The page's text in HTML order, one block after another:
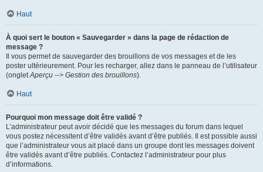
Haut
À quoi sert le bouton « Sauvegarder » dans la page de rédaction de
message ?
Il vous permet de sauvegarder des brouillons de vos messages et de les
poster ultérieurement. Pour les recharger, allez dans le panneau de l’utilisateur
(ongletAperçu --> Gestion des brouillons).
Haut
Pourquoi mon message doit être validé ?
L’administrateur peut avoir décidé que les messages du forum dans lequel
vous postez nécessitent d’être validés avant d’être publiés. Il est possible aussi
que l’administrateur vous ait placé dans un groupe dont les messages doivent
être validés avant d’être publiés. Contactez l’administrateur pour plus
d’informations.